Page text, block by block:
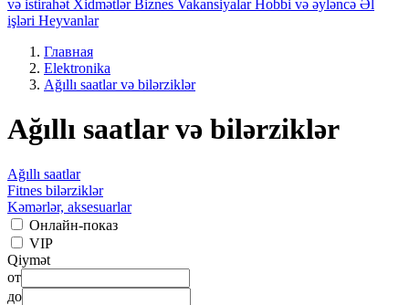
və istirahət Xidmətlər Biznes Vakansiyalar Hobbi və əyləncə Əl
işləri Heyvanlar
Главная
Elektronika
Ağıllı saatlar və bilərziklər
Ağıllı saatlar və bilərziklər
Ağıllı saatlar
Fitnes bilərziklər
Kəmərlər, aksesuarlar
Онлайн-показ
VIP
Qiymət
от
до